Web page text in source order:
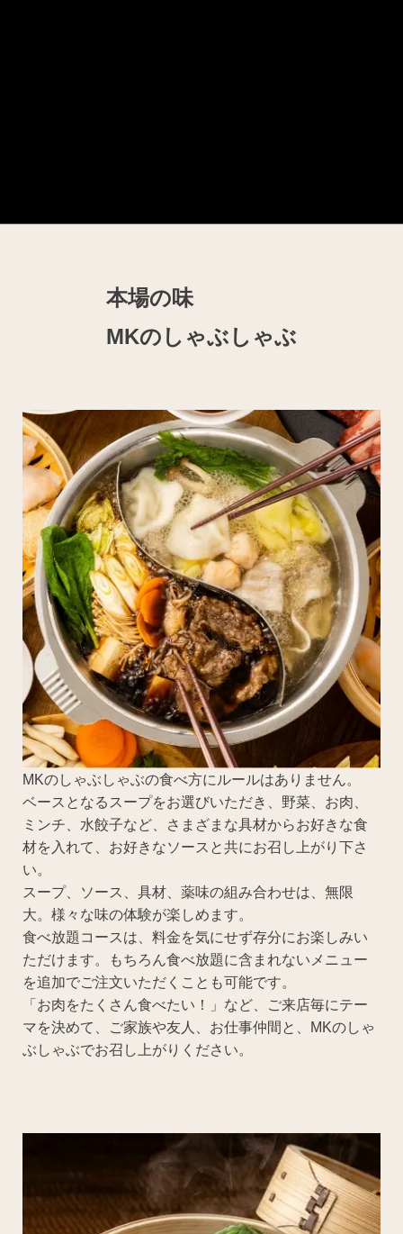
本場の味
MKのしゃぶしゃぶ
MKのしゃぶしゃぶの食べ方にルールはありません。
ベースとなるスープをお選びいただき、野菜、お肉、
ミンチ、水餃子など、さまざまな具材からお好きな食
材を入れて、お好きなソースと共にお召し上がり下さ
い。
スープ、ソース、具材、薬味の組み合わせは、無限
大。様々な味の体験が楽しめます。
食べ放題コースは、料金を気にせず存分にお楽しみい
ただけます。もちろん食べ放題に含まれないメニュー
を追加でご注文いただくことも可能です。
「お肉をたくさん食べたい！」など、ご来店毎にテー
マを決めて、ご家族や友人、お仕事仲間と、MKのしゃ
ぶしゃぶでお召し上がりください。